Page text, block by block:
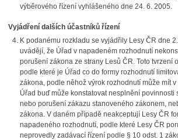
výběrového řízení vyhlášeného dne 24. 6. 2005.
Vyjádření dalších účastníků řízení
K podanému rozkladu se vyjádřily Lesy ČR dne
uvádějí, že Úřad v napadeném rozhodnutí
porušení zákona ze strany Lesů ČR. Toto tvrzení
podle které je Úřad co do formy rozhodnutí
zákona, podle něhož výrok rozhodnutí může mít
Úřad buď může konstatovat nesplnění povinnosti
nebo porušení zákazu stanoveného zákonem,
zákona. V daném případě neakceptují Lesy ČR
napadeného rozhodnutí, podle které Lesy ČR
neprovedly zadávací řízení podle § 10 odst. 1